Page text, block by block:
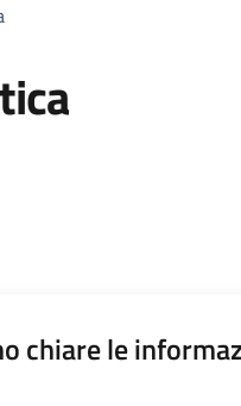
chiare le